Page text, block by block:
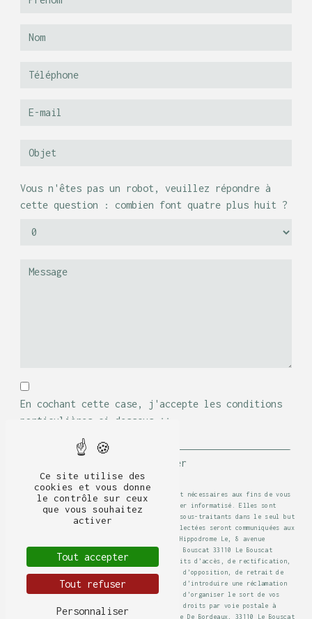
Vous n'êtes pas un robot, veuillez répondre à
cette question : combien font quatre plus huit ?
En cochant cette case, j'accepte les conditions
particulières ci-dessous **
Envoyer
** Les données personnelles communiquées sont nécessaires aux fins de vous
contacter et sont enregistrées dans un fichier informatisé. Elles sont
destinées à La Table de l'Hippodrome et ses sous-traitants dans le seul but
de répondre à votre message. Les données collectées seront communiquées aux
seuls destinataires suivants: La Table de l'Hippodrome Le, 8 avenue
Hippodrome, Hippodrome De Bordeaux, 33110 Le Bouscat 33110 Le Bouscat
latable33110@orange.fr. Vous disposez de droits d’accès, de rectification,
d’effacement, de portabilité, de limitation, d’opposition, de retrait de
votre consentement à tout moment et du droit d’introduire une réclamation
auprès d’une autorité de contrôle, ainsi que d’organiser le sort de vos
données post-mortem. Vous pouvez exercer ces droits par voie postale à
l'adresse Le, 8 avenue Hippodrome, Hippodrome De Bordeaux, 33110 Le Bouscat
Ce site utilise des
cookies et vous donne
le contrôle sur ceux
que vous souhaitez
activer
Tout accepter
Tout refuser
Personnaliser